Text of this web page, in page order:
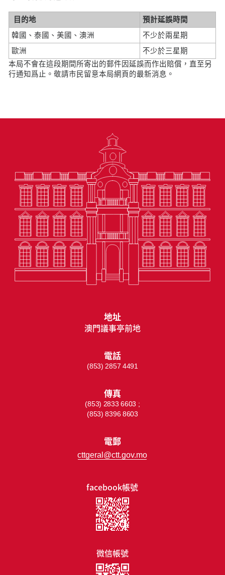
目的地
預計延誤時間
韓國、泰國、美國、澳洲
不少於兩星期
歐洲
不少於三星期
本局不會在這段期間所寄出的郵件因延誤而作出賠償，直至另
行通知爲止。敬請市民留意本局網頁的最新消息。
facebook帳號
微信帳號
地址
澳門議事亭前地
電話
(853) 2857 4491
傳真
(853) 2833 6603 ;
(853) 8396 8603
電郵
cttgeral@ctt.gov.mo